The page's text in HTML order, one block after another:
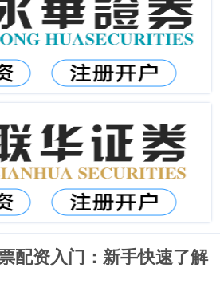
配资入门：新手快速了解